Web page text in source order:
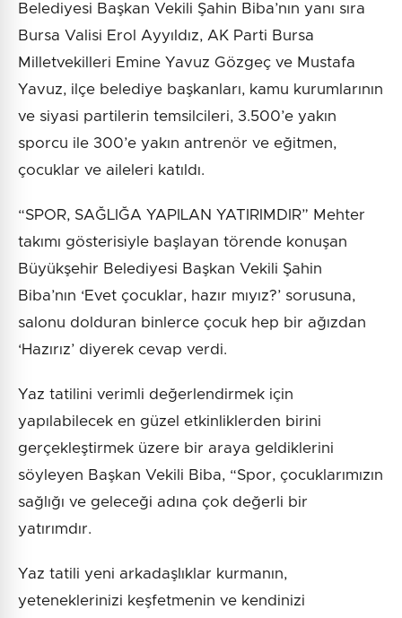
Belediyesi Başkan Vekili Şahin Biba’nın yanı sıra
Bursa Valisi Erol Ayyıldız, AK Parti Bursa
Milletvekilleri Emine Yavuz Gözgeç ve Mustafa
Yavuz, ilçe belediye başkanları, kamu kurumlarının
ve siyasi partilerin temsilcileri, 3.500’e yakın
sporcu ile 300’e yakın antrenör ve eğitmen,
çocuklar ve aileleri katıldı.
“SPOR, SAĞLIĞA YAPILAN YATIRIMDIR” Mehter
takımı gösterisiyle başlayan törende konuşan
Büyükşehir Belediyesi Başkan Vekili Şahin
Biba’nın ‘Evet çocuklar, hazır mıyız?’ sorusuna,
salonu dolduran binlerce çocuk hep bir ağızdan
‘Hazırız’ diyerek cevap verdi.
Yaz tatilini verimli değerlendirmek için
yapılabilecek en güzel etkinliklerden birini
gerçekleştirmek üzere bir araya geldiklerini
söyleyen Başkan Vekili Biba, “Spor, çocuklarımızın
sağlığı ve geleceği adına çok değerli bir
yatırımdır.
Yaz tatili yeni arkadaşlıklar kurmanın,
yeteneklerinizi keşfetmenin ve kendinizi